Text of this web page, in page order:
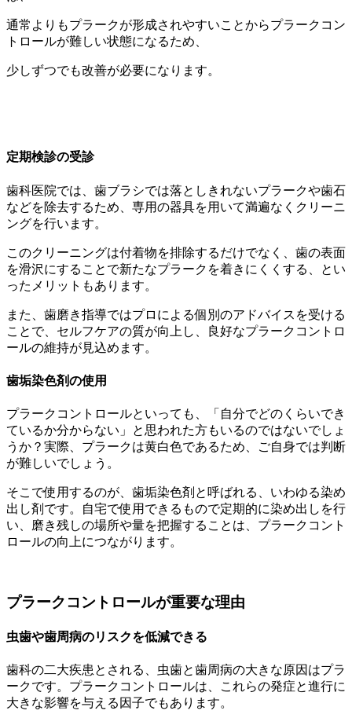
通常よりもプラークが形成されやすいことからプラークコン
トロールが難しい状態になるため、
少しずつでも改善が必要になります。
定期検診の受診
歯科医院では、歯ブラシでは落としきれないプラークや歯石
などを除去するため、専用の器具を用いて満遍なくクリーニ
ングを行います。
このクリーニングは付着物を排除するだけでなく、歯の表面
を滑沢にすることで新たなプラークを着きにくくする、とい
ったメリットもあります。
また、歯磨き指導ではプロによる個別のアドバイスを受ける
ことで、セルフケアの質が向上し、良好なプラークコントロ
ールの維持が見込めます。
歯垢染色剤の使用
プラークコントロールといっても、「自分でどのくらいでき
ているか分からない」と思われた方もいるのではないでしょ
うか？実際、プラークは黄白色であるため、ご自身では判断
が難しいでしょう。
そこで使用するのが、歯垢染色剤と呼ばれる、いわゆる染め
出し剤です。自宅で使用できるもので定期的に染め出しを行
い、磨き残しの場所や量を把握することは、プラークコント
ロールの向上につながります。
プラークコントロールが重要な理由
虫歯や歯周病のリスクを低減できる
歯科の二大疾患とされる、虫歯と歯周病の大きな原因はプラ
ークです。プラークコントロールは、これらの発症と進行に
大きな影響を与える因子でもあります。